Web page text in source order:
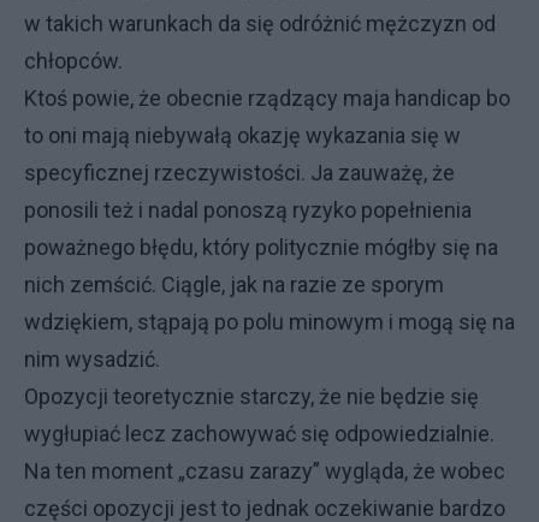
w takich warunkach da się odróżnić mężczyzn od
chłopców.
Ktoś powie, że obecnie rządzący maja handicap bo
to oni mają niebywałą okazję wykazania się w
specyficznej rzeczywistości. Ja zauważę, że
ponosili też i nadal ponoszą ryzyko popełnienia
poważnego błędu, który politycznie mógłby się na
nich zemścić. Ciągle, jak na razie ze sporym
wdziękiem, stąpają po polu minowym i mogą się na
nim wysadzić.
Opozycji teoretycznie starczy, że nie będzie się
wygłupiać lecz zachowywać się odpowiedzialnie.
Na ten moment „czasu zarazy” wygląda, że wobec
części opozycji jest to jednak oczekiwanie bardzo